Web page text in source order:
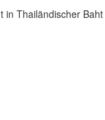
Thailändischer